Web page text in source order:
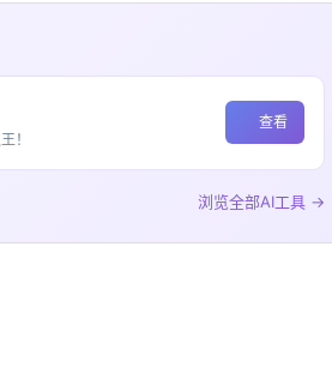
！
查看
浏览全部AI工具 →